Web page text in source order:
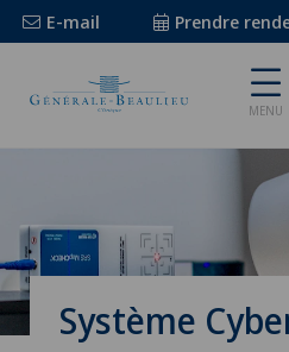
E-mail Prendre
MENU
Système